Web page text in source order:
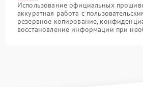
Использование официальных
аккуратная работа с
резервное копирование,
восстановление информации при